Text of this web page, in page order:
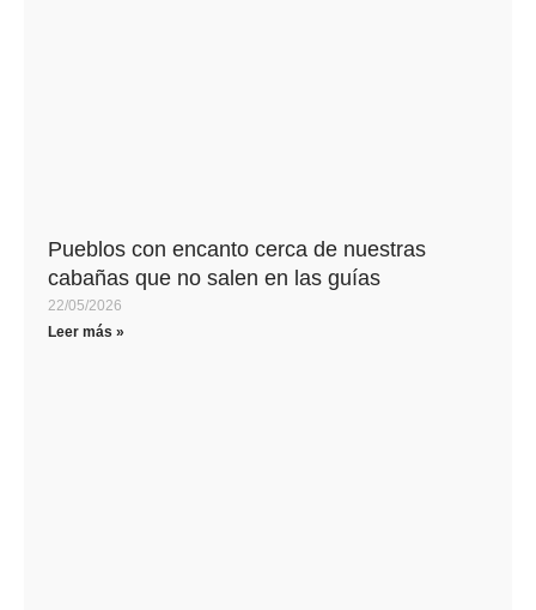
Pueblos con encanto cerca de nuestras
cabañas que no salen en las guías
22/05/2026
Leer más »